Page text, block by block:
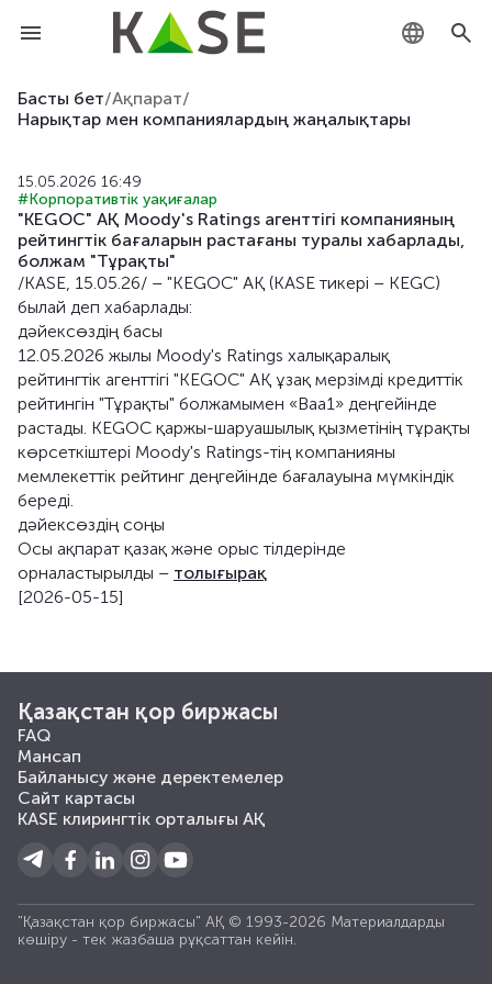
Басты бет/Ақпарат/
Нарықтар мен компаниялардың жаңалықтары
15.05.2026 16:49
#Корпоративтік уақиғалар
"KEGOC" АҚ Moody's Ratings агенттігі компанияның
рейтингтік бағаларын растағаны туралы хабарлады,
болжам "Тұрақты"
/KASE, 15.05.26/ – "KEGOC" АҚ (KASE тикері – KEGC)
былай деп хабарлады:
дәйексөздің басы
12.05.2026 жылы Moody's Ratings халықаралық
рейтингтік агенттігі "KEGOC" АҚ ұзақ мерзімді кредиттік
рейтингін "Тұрақты" болжамымен «Bаа1» деңгейінде
растады. KEGOC қаржы-шаруашылық қызметінің тұрақты
көрсеткіштері Moody's Ratings-тің компанияны
мемлекеттік рейтинг деңгейінде бағалауына мүмкіндік
береді.
дәйексөздің соңы
Осы ақпарат қазақ және орыс тілдерінде
орналастырылды – толығырақ
[2026-05-15]
Қазақстан қор биржасы
FAQ
Мансап
Байланысу және деректемелер
Сайт картасы
KASE клирингтік орталығы АҚ
"Қазақстан қор биржасы" АҚ © 1993-2026 Материалдарды
көшiру - тек жазбаша рұқсаттан кейiн.